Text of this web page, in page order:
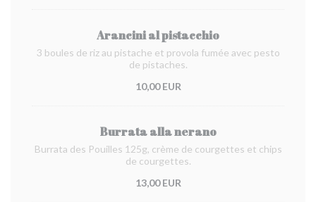
Arancini al pistacchio
3 boules de riz au pistache et provola fumée avec pesto
de pistaches.
10,00 EUR
Burrata alla nerano
Burrata des Pouilles 125g, crème de courgettes et chips
de courgettes.
13,00 EUR